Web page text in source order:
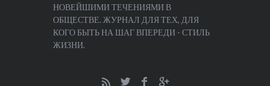
НОВЕЙШИМИ ТЕЧЕНИЯМИ В
ОБЩЕСТВЕ. ЖУРНАЛ ДЛЯ ТЕХ, ДЛЯ
КОГО БЫТЬ НА ШАГ ВПЕРЕДИ - СТИЛЬ
ЖИЗНИ.